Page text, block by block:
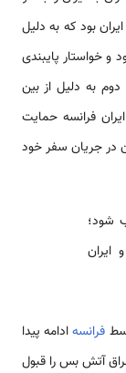
بود که به دلیل
خواستار پایبندی
به دلیل از بین
فرانسه حمایت
در جریان سفر خود
شود؛
ایران
فرانسهادامه پیدا
آتش بس را قبول